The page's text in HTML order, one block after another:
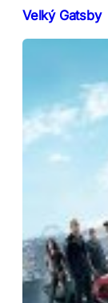
Velký Gatsby